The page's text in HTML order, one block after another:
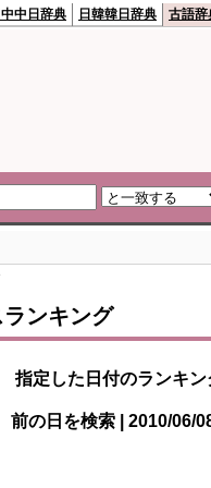
中中日辞典 日韓韓日辞典 古語辞
ンキング
指定した日付のランキ
前の日を検索 | 2010/06/